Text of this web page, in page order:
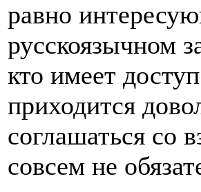
равно
русскоязычном
кто имеет
приходится
соглашаться со
совсем не